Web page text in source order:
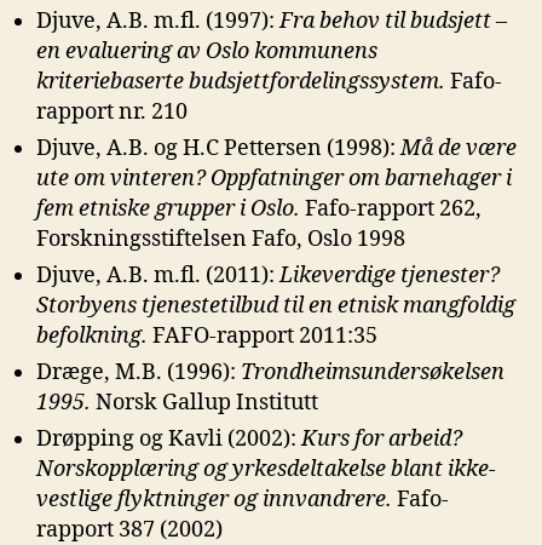
Djuve, A.B. m.fl. (1997):Fra behov til budsjett –
en evaluering av Oslokommunens
kriteriebaserte budsjettfordelingssystem. Fafo-
rapport nr. 210
Djuve, A.B. og H.C Pettersen (1998):Må de være
ute om vinteren?Oppfatninger om barnehager i
fem etniske grupper i Oslo. Fafo-rapport 262,
Forskningsstiftelsen Fafo, Oslo 1998
Djuve, A.B. m.fl. (2011):Likeverdige tjenester?
Storbyens tjenestetilbud til enetnisk mangfoldig
befolkning. FAFO-rapport 2011:35
Dræge, M.B. (1996): Trondheimsundersøkelsen
1995. Norsk Gallup Institutt
Drøpping og Kavli (2002):Kurs for arbeid?
Norskopplæring og yrkesdeltakelseblant ikke-
vestlige flyktninger og innvandrere. Fafo-
rapport 387 (2002)